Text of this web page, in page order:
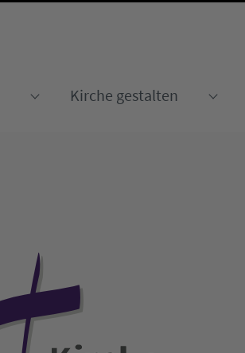
Kirche gestalten